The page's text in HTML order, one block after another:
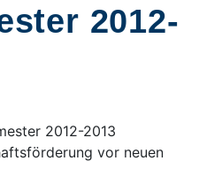
2012-
2012-2013
vor neuen